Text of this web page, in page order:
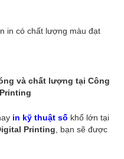
in có chất lượng màu đạt
và chất lượng tại Công
in kỹ thuật số khổ lớn tại
Printing , bạn sẽ được